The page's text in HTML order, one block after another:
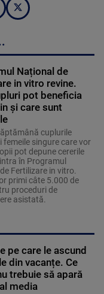
Național de
in vitro revine.
pot beneficia
și care sunt
cuplurile
femeile singure care vor
pot depune cererile
în Programul
Fertilizare in vitro.
primi câte 5.000 de
proceduri de
asistată.
pe care le ascund
din vacanțe. Ce
trebuie să apară
media